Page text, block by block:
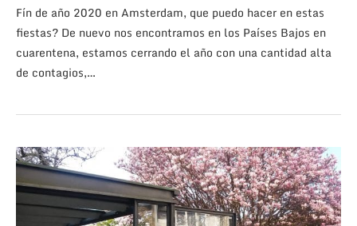
Fín de año 2020 en Amsterdam, que puedo hacer en estas
fiestas? De nuevo nos encontramos en los Países Bajos en
cuarentena, estamos cerrando el año con una cantidad alta
de contagios,…